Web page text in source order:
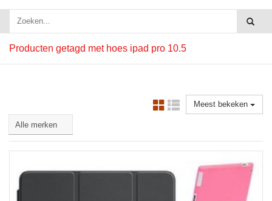
Producten getagd met hoes ipad pro 10.5
Meest bekeken